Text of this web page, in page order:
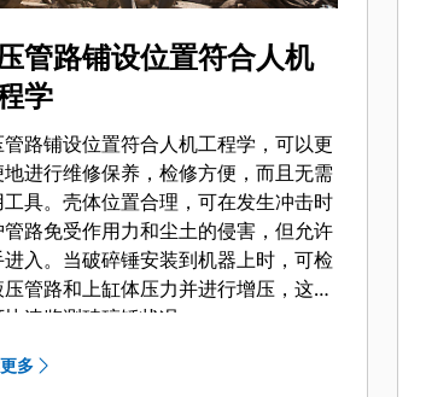
管路铺设位置符合人机
学
路铺设位置符合人机工程学，可以更
地进行维修保养，检修方便，而且无需
工具。壳体位置合理，可在发生冲击时
管路免受作用力和尘土的侵害，但允许
入。当破碎锤安装到机器上时，可检
管路和上缸体压力并进行增压，这样
快速监测破碎锤状况。
多